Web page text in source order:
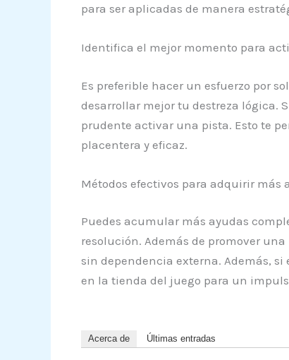
para ser aplicadas de manera
Identifica el mejor momento para
Es preferible hacer un esfuerzo por
desarrollar mejor tu destreza lógica.
prudente activar una pista. Esto te
placentera y eficaz.
Métodos efectivos para adquirir más
Puedes acumular más ayudas
resolución. Además de promover
sin dependencia externa. Además,
en la tienda del juego para un
Acerca de Últimas entradas